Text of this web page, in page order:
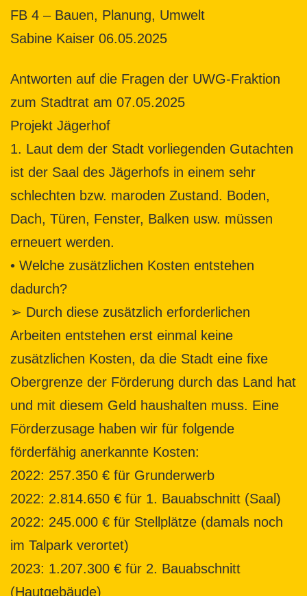
FB 4 – Bauen, Planung, Umwelt
Sabine Kaiser 06.05.2025
Antworten auf die Fragen der UWG-Fraktion
zum Stadtrat am 07.05.2025
Projekt Jägerhof
1. Laut dem der Stadt vorliegenden Gutachten
ist der Saal des Jägerhofs in einem sehr
schlechten bzw. maroden Zustand. Boden,
Dach, Türen, Fenster, Balken usw. müssen
erneuert werden.
• Welche zusätzlichen Kosten entstehen
dadurch?
➢ Durch diese zusätzlich erforderlichen
Arbeiten entstehen erst einmal keine
zusätzlichen Kosten, da die Stadt eine fixe
Obergrenze der Förderung durch das Land hat
und mit diesem Geld haushalten muss. Eine
Förderzusage haben wir für folgende
förderfähig anerkannte Kosten:
2022: 257.350 € für Grunderwerb
2022: 2.814.650 € für 1. Bauabschnitt (Saal)
2022: 245.000 € für Stellplätze (damals noch
im Talpark verortet)
2023: 1.207.300 € für 2. Bauabschnitt
(Hautgebäude)